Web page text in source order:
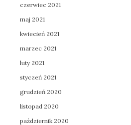
czerwiec 2021
maj 2021
kwiecień 2021
marzec 2021
luty 2021
styczeń 2021
grudzień 2020
listopad 2020
październik 2020